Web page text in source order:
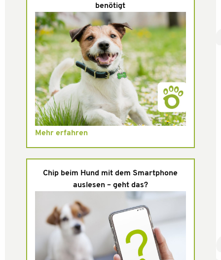
benötigt
Mehr erfahren
Chip beim Hund mit dem Smartphone
auslesen – geht das?